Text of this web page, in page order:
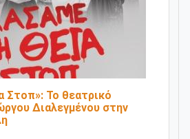
Στοπ»: Το θεατρικό
Διαλεγμένου στην